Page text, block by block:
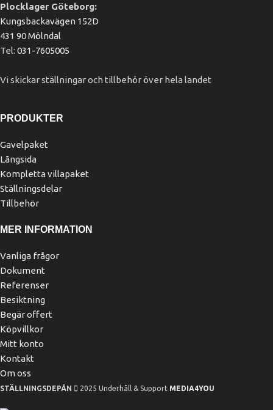
Plocklager Göteborg:
Kungsbackavägen 152D
431 90 Mölndal
Tel: 031-7605005
Vi skickar ställningar och tillbehör över hela landet
PRODUKTER
Gavelpaket
Långsida
Kompletta villapaket
Ställningsdelar
Tillbehör
MER INFORMATION
Vanliga frågor
Dokument
Referenser
Besiktning
Begär offert
Köpvillkor
Mitt konto
Kontakt
Om oss
STÄLLNINGSDEPÅN 2025 Underhåll & Support MEDIA4YOU